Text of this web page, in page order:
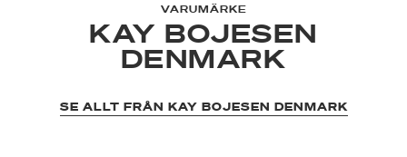
VARUMÄRKE
KAY BOJESEN
DENMARK
SE ALLT FRÅN KAY BOJESEN DENMARK